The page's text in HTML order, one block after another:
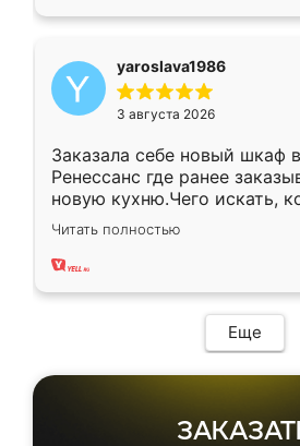
yaroslava1986
3 августа 2026
Заказала себе новый шкаф
Ренессанс где ранее
новую кухню.Чего искать,
вполне довольна. Служит
два года, нареканий нет.
Читать полностью
Еще